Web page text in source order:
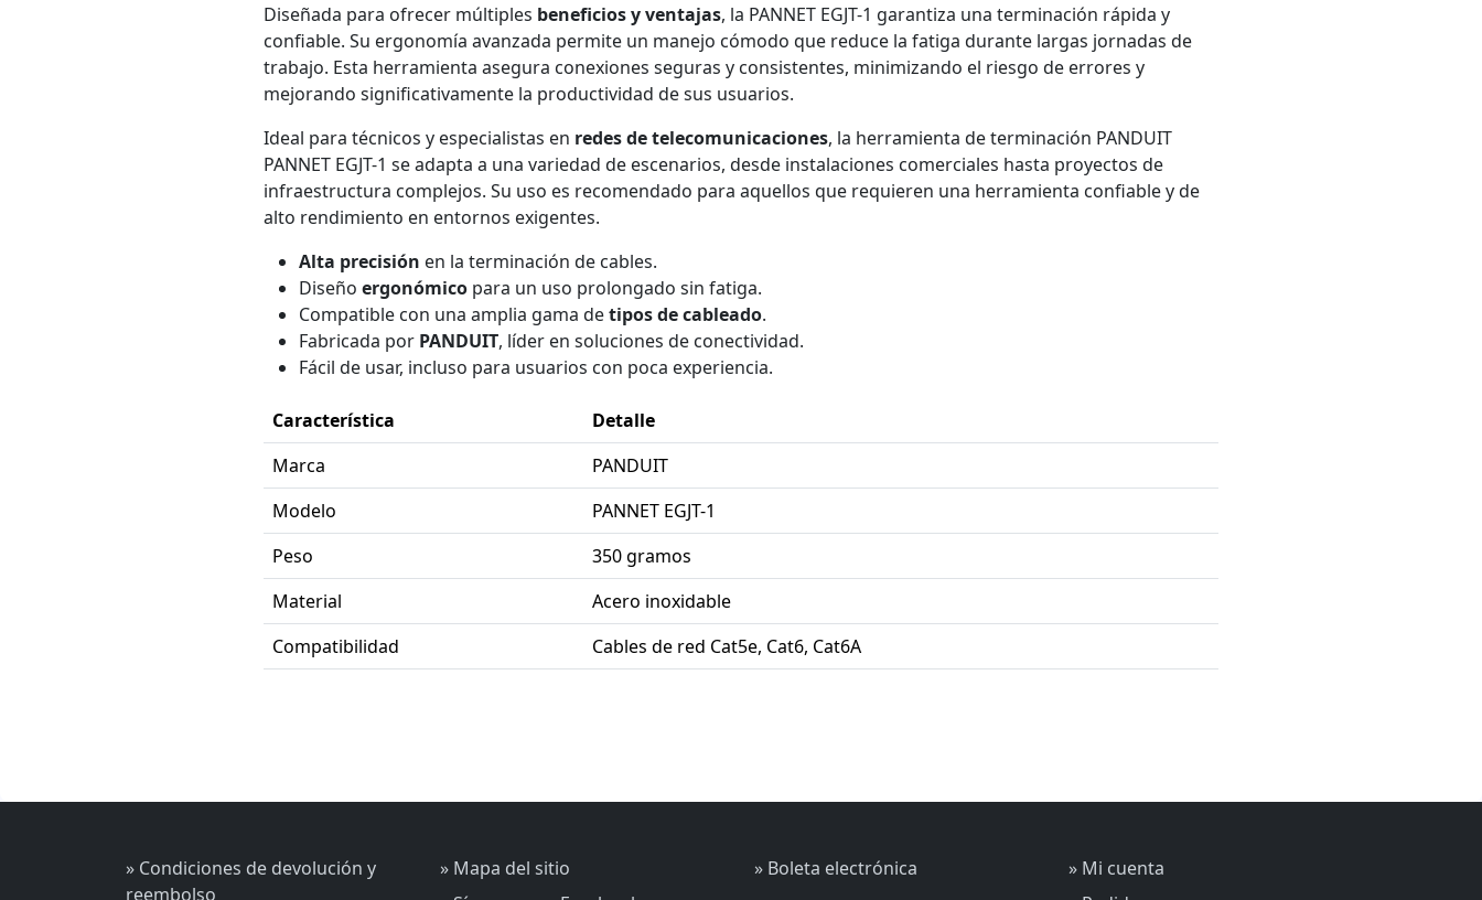
Diseñada para ofrecer múltiples beneficios y ventajas, la PANNET EGJT-1 garantiza una terminación rápida y
confiable. Su ergonomía avanzada permite un manejo cómodo que reduce la fatiga durante largas jornadas de
trabajo. Esta herramienta asegura conexiones seguras y consistentes, minimizando el riesgo de errores y
mejorando significativamente la productividad de sus usuarios.
Ideal para técnicos y especialistas en redes de telecomunicaciones, la herramienta de terminación PANDUIT
PANNET EGJT-1 se adapta a una variedad de escenarios, desde instalaciones comerciales hasta proyectos de
infraestructura complejos. Su uso es recomendado para aquellos que requieren una herramienta confiable y de
alto rendimiento en entornos exigentes.
Alta precisión en la terminación de cables.
Diseño ergonómicopara un uso prolongado sin fatiga.
Compatible con una amplia gama detipos de cableado.
Fabricada por PANDUIT, líder en soluciones de conectividad.
Fácil de usar, incluso para usuarios con poca experiencia.
Característica
Detalle
Marca
PANDUIT
Modelo
PANNET EGJT-1
Peso
350 gramos
Material
Acero inoxidable
Compatibilidad
Cables de red Cat5e, Cat6, Cat6A
» Condiciones de devolución y
reembolso
» Mapa del sitio
» Boleta electrónica
» Mi cuenta